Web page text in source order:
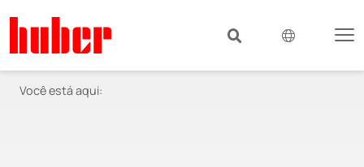
Você está aqui: